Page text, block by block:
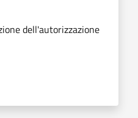
dell'autorizzazione